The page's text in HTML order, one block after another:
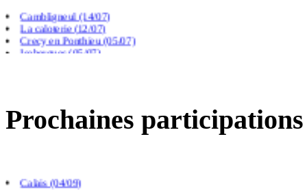
La caloterie (12/07)
Crecy en Ponthieu (05/07)
Isebergues (05/07)
Beauchamp (05/07)
Prochaines participations